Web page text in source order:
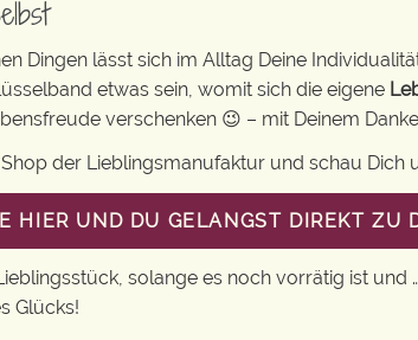
Dingen lässt sich im Alltag Deine
etwas sein, womit sich die eigene
verschenken 😉 – mit Deinem
der Lieblingsmanufaktur und schau Dich
HIER UND DU GELANGST DIREKT
solange es noch vorrätig ist und
Glücks!